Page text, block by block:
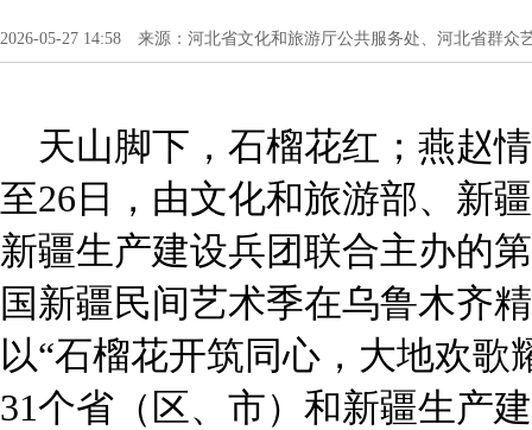
2026-05-27 14:58 来源：河北省文化和旅游厅公共服务处、河北省群众
天山脚下，石榴花红；燕赵
至26日，由文化和旅游部、新
新疆生产建设兵团联合主办的
国新疆民间艺术季在乌鲁木齐
以“石榴花开筑同心，大地欢歌
31个省（区、市）和新疆生产